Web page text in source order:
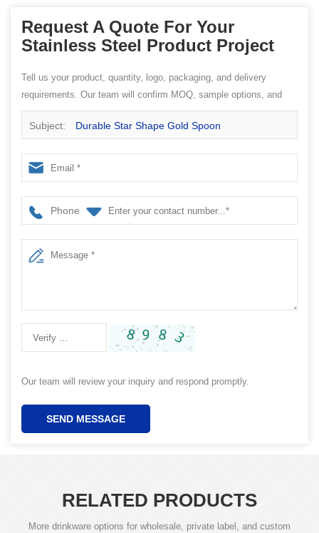
Request A Quote For Your
Stainless Steel Product Project
Tell us your product, quantity, logo, packaging, and delivery
requirements. Our team will confirm MOQ, sample options, and
quotation details.
Subject: Durable Star Shape Gold Spoon
Phone
Our team will review your inquiry and respond promptly.
SEND MESSAGE
RELATED PRODUCTS
More drinkware options for wholesale, private label, and custom